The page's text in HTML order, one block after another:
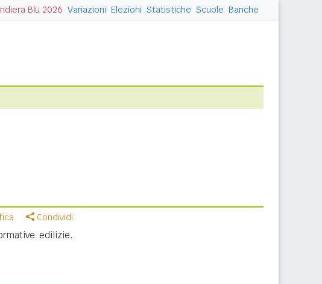
Blu 2026 Variazioni Elezioni Statistiche Scuole Banche
Condividi
edilizie.